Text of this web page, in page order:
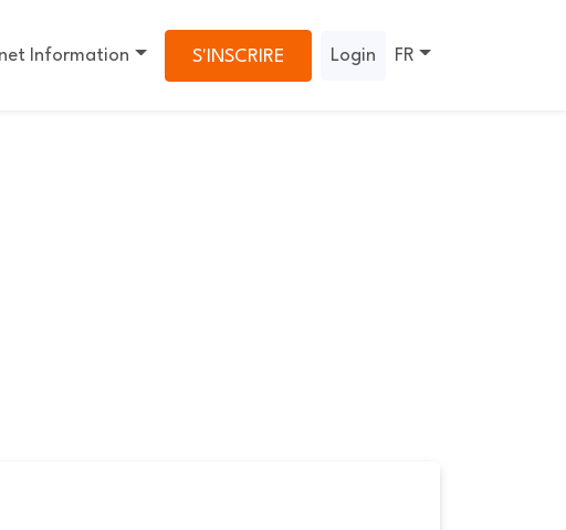
Information S'INSCRIRE Login FR